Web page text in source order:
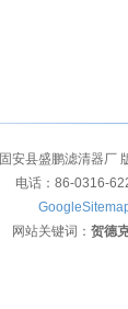
固安县盛鹏滤清器厂
电话：86-0316-
网站关键词： 贺德